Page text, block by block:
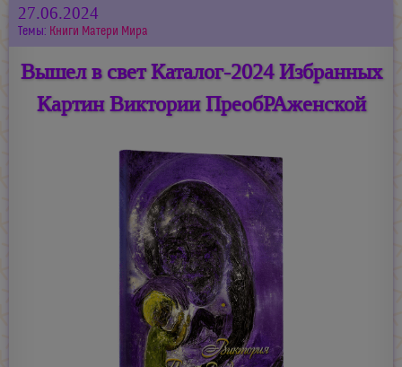
27.06.2024
Темы: Книги Матери Мира
Вышел в свет Каталог-2024 Избранных
Картин Виктории ПреобРАженской